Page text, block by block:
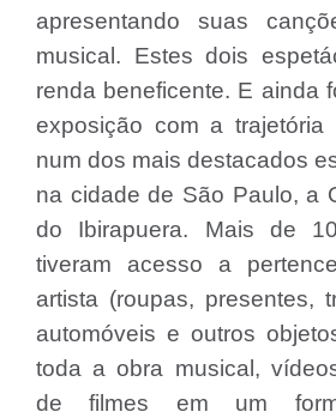
apresentando suas
musical. Estes dois
renda beneficente. E ainda
exposição com a trajetória
num dos mais destacados
na cidade de São Paulo, a
do Ibirapuera. Mais de
tiveram acesso a
artista (roupas, presentes,
automóveis e outros
toda a obra musical,
de filmes em um